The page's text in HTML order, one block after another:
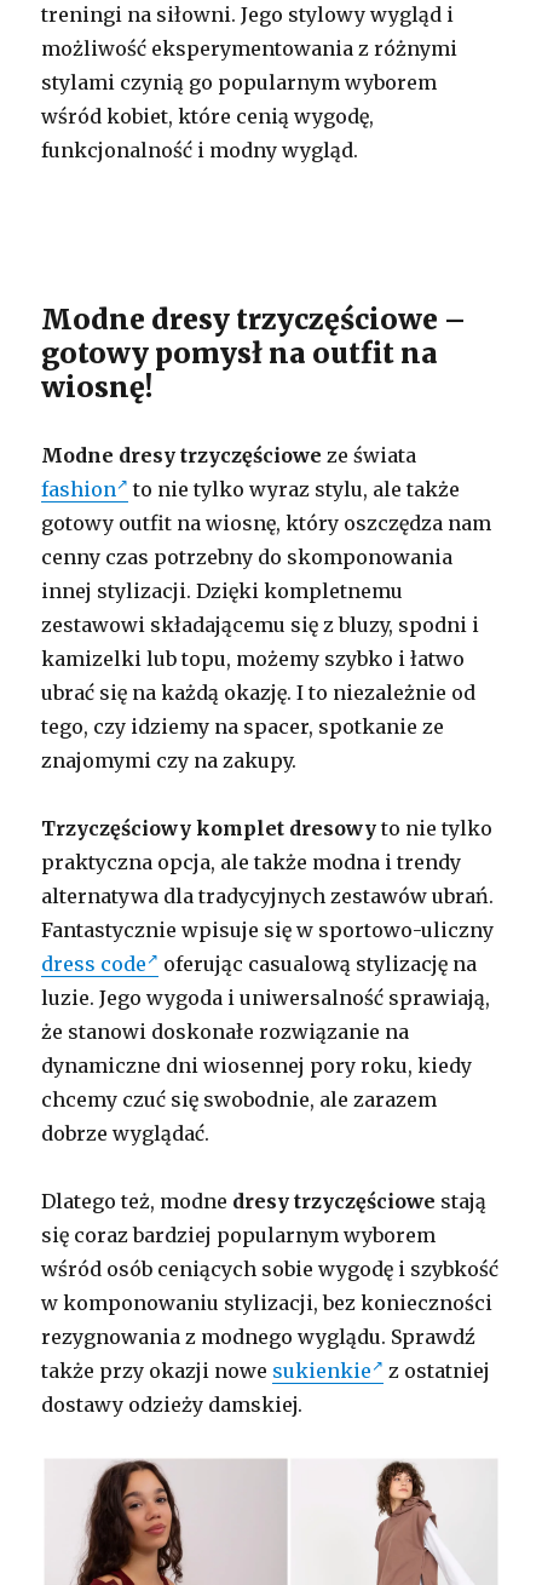
treningi na siłowni. Jego stylowy wygląd i
możliwość eksperymentowania z różnymi
stylami czynią go popularnym wyborem
wśród kobiet, które cenią wygodę,
funkcjonalność i modny wygląd.
Modne dresy trzyczęściowe –
gotowy pomysł na outfit na
wiosnę!
Modne dresy trzyczęściowe ze świata
fashion
to nie tylko wyraz stylu, ale także
gotowy outfit na wiosnę, który oszczędza nam
cenny czas potrzebny do skomponowania
innej stylizacji. Dzięki kompletnemu
zestawowi składającemu się z bluzy, spodni i
kamizelki lub topu, możemy szybko i łatwo
ubrać się na każdą okazję. I to niezależnie od
tego, czy idziemy na spacer, spotkanie ze
znajomymi czy na zakupy.
Trzyczęściowy komplet dresowy to nie tylko
praktyczna opcja, ale także modna i trendy
alternatywa dla tradycyjnych zestawów ubrań.
Fantastycznie wpisuje się w sportowo-uliczny
dress code
oferując casualową stylizację na
luzie. Jego wygoda i uniwersalność sprawiają,
że stanowi doskonałe rozwiązanie na
dynamiczne dni wiosennej pory roku, kiedy
chcemy czuć się swobodnie, ale zarazem
dobrze wyglądać.
Dlatego też, modne dresy trzyczęściowe stają
się coraz bardziej popularnym wyborem
wśród osób ceniących sobie wygodę i szybkość
w komponowaniu stylizacji, bez konieczności
rezygnowania z modnego wyglądu. Sprawdź
także przy okazji nowe sukienkie
z ostatniej
dostawy odzieży damskiej.